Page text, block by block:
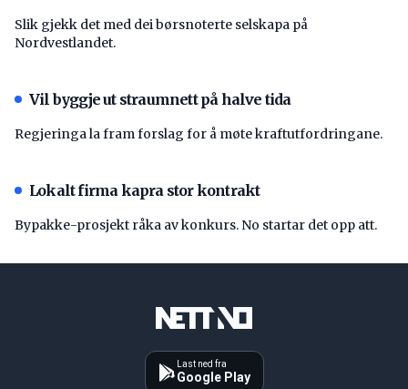
Slik gjekk det med dei børsnoterte selskapa på
Nordvestlandet.
Vil byggje ut straumnett på halve tida
Regjeringa la fram forslag for å møte kraftutfordringane.
Lokalt firma kapra stor kontrakt
Bypakke-prosjekt råka av konkurs. No startar det opp att.
Last ned fra
Google Play